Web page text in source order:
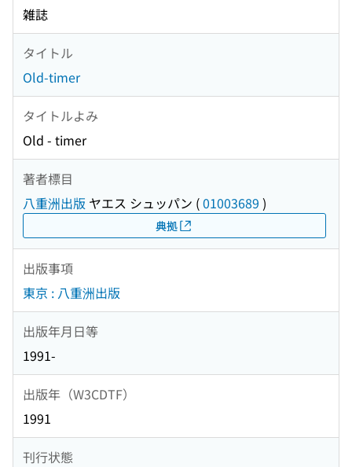
雑誌
タイトル
Old-timer
タイトルよみ
Old - timer
著者標目
八重洲出版 ヤエス シュッパン (01003689 )
典拠
出版事項
東京 : 八重洲出版
出版年月日等
1991-
出版年（W3CDTF）
1991
刊行状態